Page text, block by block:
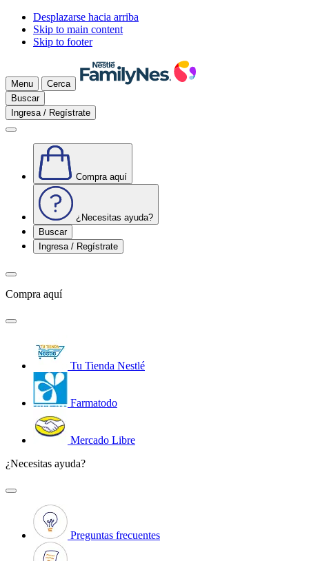
Desplazarse hacia arriba
Skip to main content
Skip to footer
Menu
Cerca
Buscar
Ingresa / Regístrate
Compra aquí
¿Necesitas ayuda?
Buscar
Ingresa / Regístrate
Compra aquí
Tu Tienda Nestlé
Farmatodo
Mercado Libre
¿Necesitas ayuda?
Preguntas frecuentes